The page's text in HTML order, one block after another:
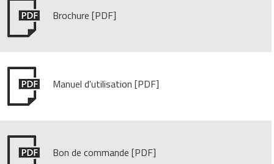
Brochure
Manuel d'utilisation
Bon de commande